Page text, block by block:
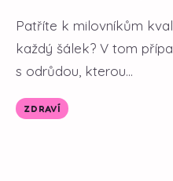
Patříte k milovníkům
každý šálek? V tom
s odrůdou, kterou...
ZDRAVÍ